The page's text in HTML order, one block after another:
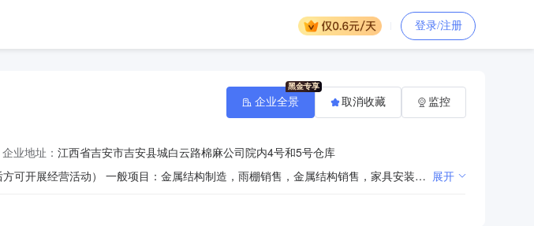
登录/注册
企业地址： 江西省吉安市吉安县城白云路棉麻公司院内4号和5号仓库
许可项目：建设工程施工（依法须经批准的项目，经相关部门批准后方可开展经营活动） 一般项目：金属结构制造，雨棚销售，金属结构销售，家具安装和维修服务，工程管理服务，建筑装饰材料销售，建筑防水卷材产品销售，新型膜材料销售，户外用品销售，技术服务、技术开发、技术咨询、技术交流、技术转让、技术推广（除许可业务外，可自主依法经营法律法规非禁止或限制的项目） 展开
企业全景 取消收藏 监控